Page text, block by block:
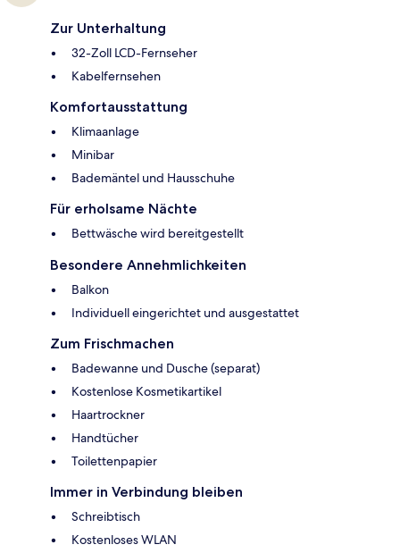
Zur Unterhaltung
32-Zoll LCD-Fernseher
Kabelfernsehen
Komfortausstattung
Klimaanlage
Minibar
Bademäntel und Hausschuhe
Für erholsame Nächte
Bettwäsche wird bereitgestellt
Besondere Annehmlichkeiten
Balkon
Individuell eingerichtet und ausgestattet
Zum Frischmachen
Badewanne und Dusche (separat)
Kostenlose Kosmetikartikel
Haartrockner
Handtücher
Toilettenpapier
Immer in Verbindung bleiben
Schreibtisch
Kostenloses WLAN